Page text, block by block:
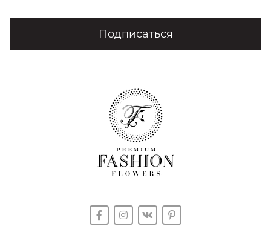
Подписаться